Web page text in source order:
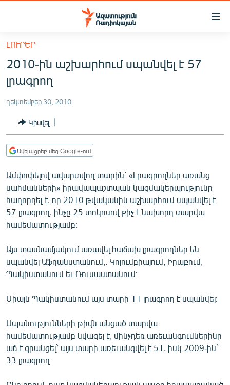
Մատչելիության
հիմնական
բովանդակությանը
հիմնական
մենյուին
ՀԱՅԱՍՏԱՆ
ՔԱՂԱՔԱԿԱՆ
ԸՆՏՐՈՒԹՅՈՒՆՆԵՐ 2026
ԻՐԱՎՈՒՆՔ
ՀԱՍԱՐԱԿՈՒԹՅՈՒՆ
ՂԱՐԱԲԱՂ
ՊԱՏԵՐԱԶՄԻ 6 ՇԱԲԱԹՆԵՐԸ
ՏԱՐԱԾԱՇՐՋԱՆ
ՄՇԱԿՈՒՅԹ
ՍՊՈՐՏ
ՄԵԿՆԱԲԱՆՈՒԹՅՈՒՆ
ԿՈՐՈՆԱՎԻՐՈՒՍ
ԱՐԽԻՎ
ՏԵՍԱՆՅՈՒԹԵՐ
ԼՈՒՐԵՐ
2010-ին աշխարհում սպանվել է 57
լրագրող
դեկտեմբեր 30, 2010
Կիսվել
Ավելացրեք մեզ Google-ում
Ամփոփելով ավարտվող տարին` «Լրագրողներ առանց
սահմանների» իրավապաշտպան կազմակերպությունը
հաղորդել է, որ 2010 թվականին աշխարհում սպանվել է
57 լրագրող, ինչը 25 տոկոսով քիչ է նախորդ տարվա
համեմատությամբ։
Այս տասնամյակում առավել հաճախ լրագրողներ են
սպանվել Աֆղանստանում,. Կոլումբիայում, Իրաքում,
Պակիստանում եւ Ռուսաստանում։
Միայն Պակիստանում այս տարի 11 լրագրող է սպանվել։
Սպանությունների թիվն անցած տարվա
համեմատությամբ նվազել է, մինչդեռ առեւանգումներինը
աճ է գրանցել` այս տարի առեւանգվել է 51, իսկ 2009-ին`
33 լրագրող։